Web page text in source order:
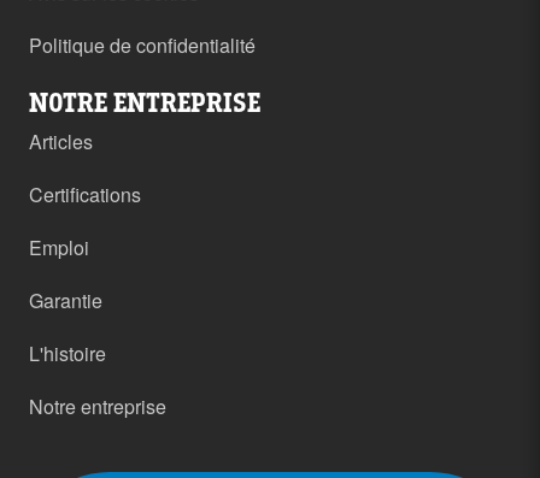
Politique de confidentialité
NOTRE ENTREPRISE
Articles
Certifications
Emploi
Garantie
L'histoire
Notre entreprise